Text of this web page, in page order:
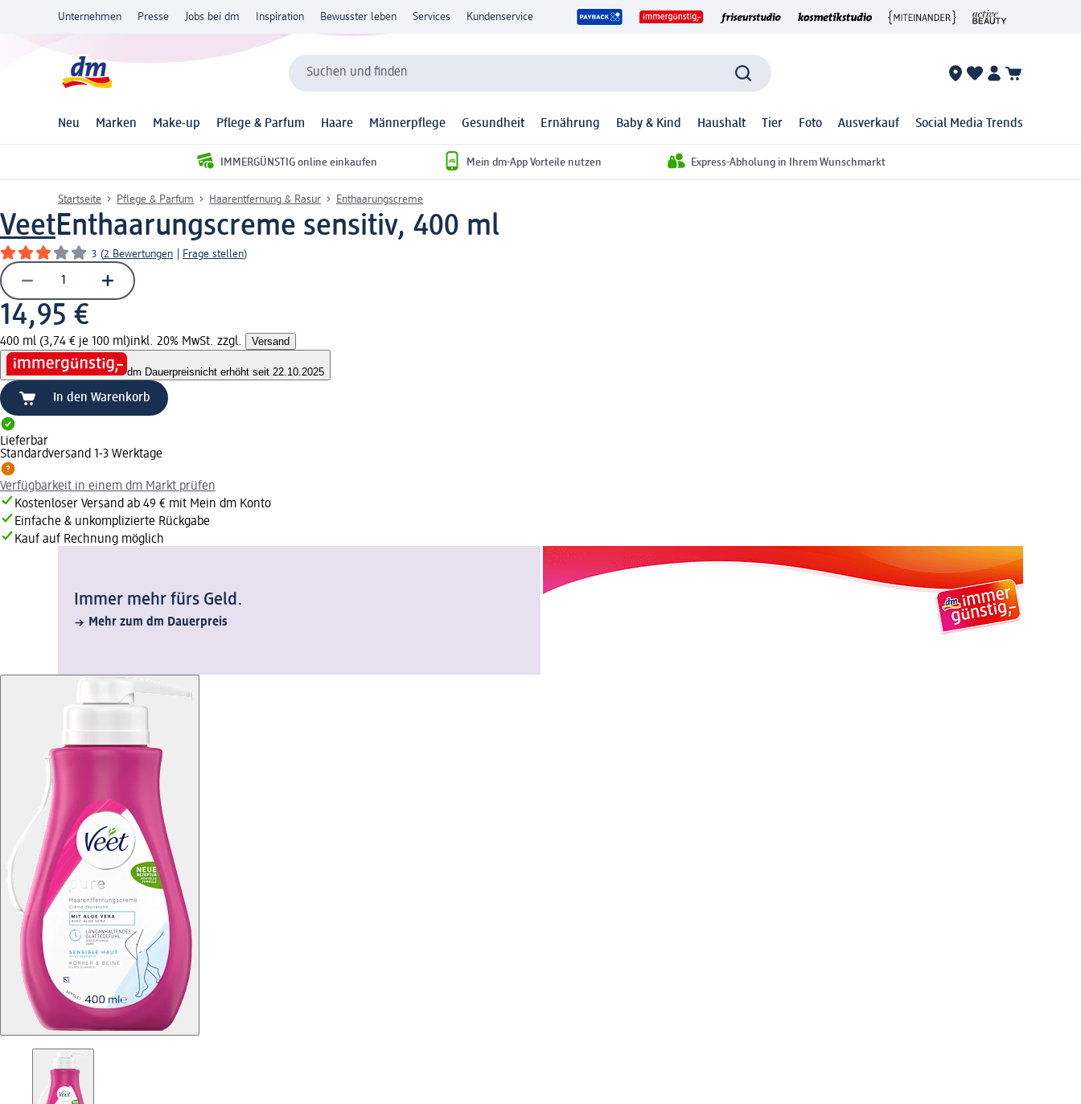
Unternehmen Presse Jobs bei dm Inspiration Bewusster leben Services Kundenservice
Suchen und finden
Neu Marken Make-up Pflege & Parfum Haare Männerpflege Gesundheit Ernährung Baby & Kind Haushalt Tier Foto Ausverkauf Social Media Trends
IMMERGÜNSTIG online einkaufen Mein dm-App Vorteile nutzen Express-Abholung in Ihrem Wunschmarkt
Startseite Pflege & Parfum Haarentfernung & Rasur Enthaarungscreme
VeetEnthaarungscreme sensitiv, 400 ml
3 (2 Bewertungen Frage stellen)
14,95 €
400 ml (3,74 € je 100 ml)inkl. 20% MwSt. zzgl. Versand
dm Dauerpreisnicht erhöht seit 22.10.2025
In den Warenkorb
Lieferbar
Standardversand 1-3 Werktage
Verfügbarkeit in einem dm Markt prüfen
Kostenloser Versand ab 49 € mit Mein dm Konto
Einfache & unkomplizierte Rückgabe
Kauf auf Rechnung möglich
Immer mehr fürs Geld.
Mehr zum dm Dauerpreis